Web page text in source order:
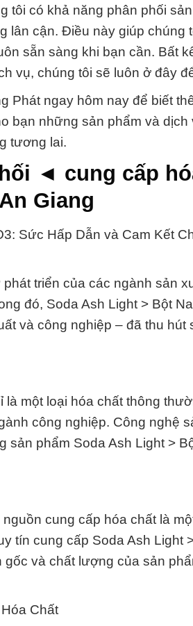
tôi có khả năng phân phối
lân cận. Điều này giúp chúng
sẵn sàng khi bạn cần. Bất
vụ, chúng tôi sẽ luôn ở đây
Phát ngay hôm nay để biết
bạn những sản phẩm và
tương lai.
◄ cung cấp
Giang
Sức Hấp Dẫn và Cam Kết
triển của các ngành sản
đó, Soda Ash Light > Bột
và công nghiệp – đã thu
một loại hóa chất thông
công nghiệp. Công nghệ
sản phẩm Soda Ash Light >
cung cấp hóa chất là
tín cung cấp Soda Ash Light
và chất lượng của sản
Chất